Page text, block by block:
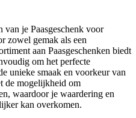
van je Paasgeschenk voor
zowel gemak als een
aan Paasgeschenken biedt
om het perfecte
unieke smaak en voorkeur van
de mogelijkheid om
waardoor je waardering en
kan overkomen.